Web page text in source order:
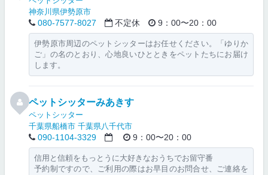
神奈川県伊勢原市
080-7577-8027 不定休 9：00〜20：00
伊勢原市周辺のペットシッターはお任せください。「ゆりか
ご」の名のとおり、心地良いひとときをペットたちにお届け
します。
ペットシッターみあきす
ペットシッター
千葉県船橋市 千葉県八千代市
090-1104-3329 9：00〜20：00
信用と信頼をもっとうに大好きなおうちでお留守番
予約制ですので、ご利用の際はお早目のお問合せ、ご連絡を